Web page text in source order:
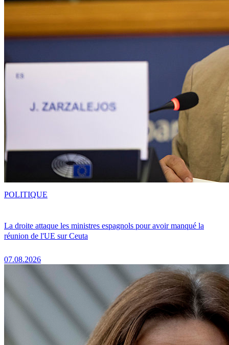
La droite attaque les ministres espagnols pour avoir manqué la
réunion de l'UE sur Ceuta
07.08.2026
POLITIQUE